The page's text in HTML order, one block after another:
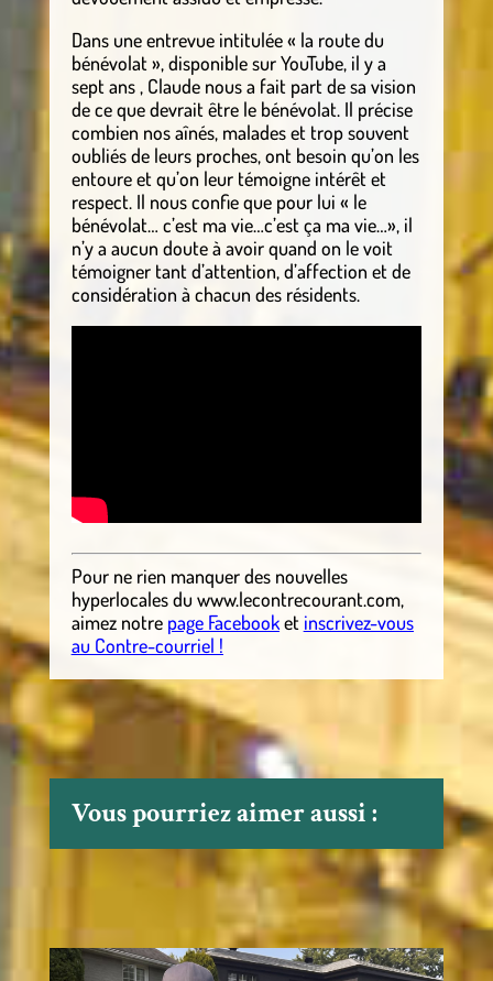
Dans une entrevue intitulée « la route du
bénévolat », disponible sur YouTube, il y a
sept ans , Claude nous a fait part de sa vision
de ce que devrait être le bénévolat. Il précise
combien nos aînés, malades et trop souvent
oubliés de leurs proches, ont besoin qu’on les
entoure et qu’on leur témoigne intérêt et
respect. Il nous confie que pour lui « le
bénévolat… c’est ma vie…c’est ça ma vie…», il
n’y a aucun doute à avoir quand on le voit
témoigner tant d’attention, d’affection et de
considération à chacun des résidents.
Pour ne rien manquer des nouvelles
hyperlocalesdu www.lecontrecourant.com,
aimez notre page Facebooket inscrivez-vous
au Contre-courriel !
Vous pourriez aimer aussi :